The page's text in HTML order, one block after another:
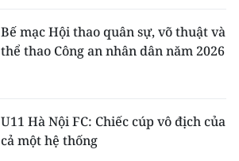
Bế mạc Hội thao quân sự, võ thuật và
thể thao Công an nhân dân năm 2026
U11 Hà Nội FC: Chiếc cúp vô địch của
cả một hệ thống